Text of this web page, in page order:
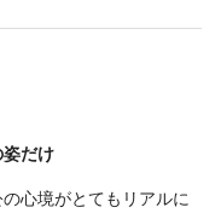
だけ
心境がとてもリアルに